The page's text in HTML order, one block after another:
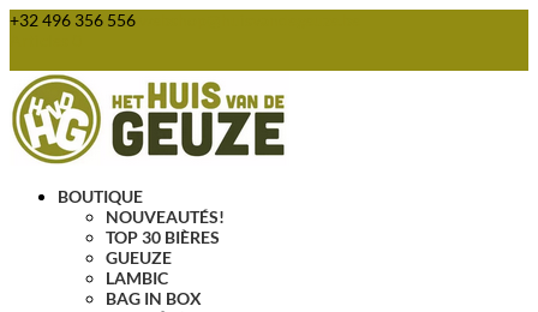
+32 496 356 556
BOUTIQUE
NOUVEAUTÉS!
TOP 30 BIÈRES
GUEUZE
LAMBIC
BAG IN BOX